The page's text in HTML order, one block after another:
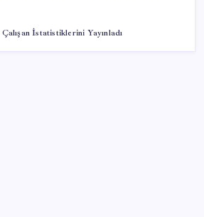
İstatistiklerini Yayınladı